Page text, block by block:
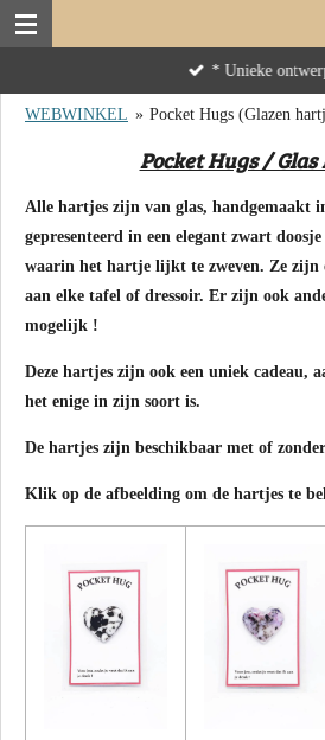
Ga
de
* Unieke
WEBWINKEL » Pocket Hugs (Glazen
Pocket Hugs /
Alle hartjes zijn van glas, handgemaakt
gepresenteerd in een elegant zwart
waarin het hartje lijkt te zweven. Ze zijn
aan elke tafel of dressoir. Er zijn ook
mogelijk !
Deze hartjes zijn ook een uniek cadeau,
het enige in zijn soort is.
De hartjes zijn beschikbaar met of
Klik op de afbeelding om de hartjes te